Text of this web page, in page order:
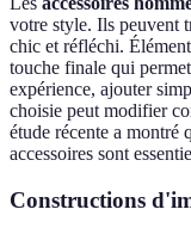
votre style. Ils peuvent
chic et réfléchi.
touche finale qui
expérience, ajouter
choisie peut modifier
étude récente a montré
accessoires sont
Constructions